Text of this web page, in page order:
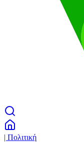
| Πολιτική